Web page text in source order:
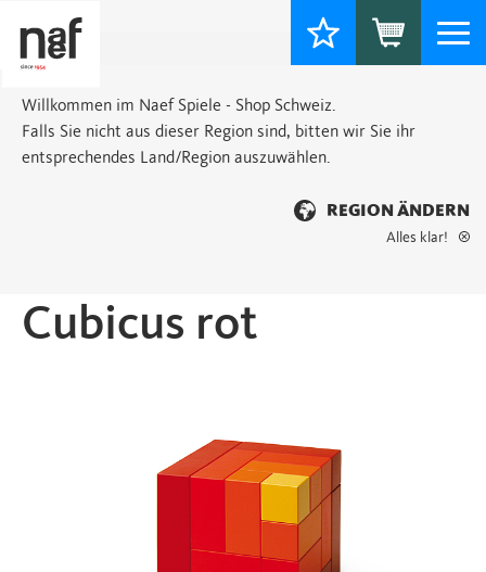
Willkommen im Naef Spiele - Shop Schweiz.
Falls Sie nicht aus dieser Region sind, bitten wir Sie ihr
entsprechendes Land/Region auszuwählen.
REGION ÄNDERN
Alles klar!
Cubicus rot